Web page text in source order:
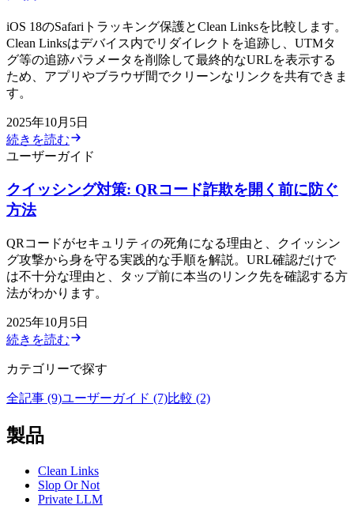
iOS 18のSafariトラッキング保護とClean Linksを比較します。
Clean Linksはデバイス内でリダイレクトを追跡し、UTMタ
グ等の追跡パラメータを削除して最終的なURLを表示する
ため、アプリやブラウザ間でクリーンなリンクを共有できま
す。
2025年10月5日
続きを読む
ユーザーガイド
クイッシング対策: QRコード詐欺を開く前に防ぐ
方法
QRコードがセキュリティの死角になる理由と、クイッシン
グ攻撃から身を守る実践的な手順を解説。URL確認だけで
は不十分な理由と、タップ前に本当のリンク先を確認する方
法がわかります。
2025年10月5日
続きを読む
カテゴリーで探す
全記事 (9)ユーザーガイド (7)比較 (2)
製品
Clean Links
Slop Or Not
Private LLM